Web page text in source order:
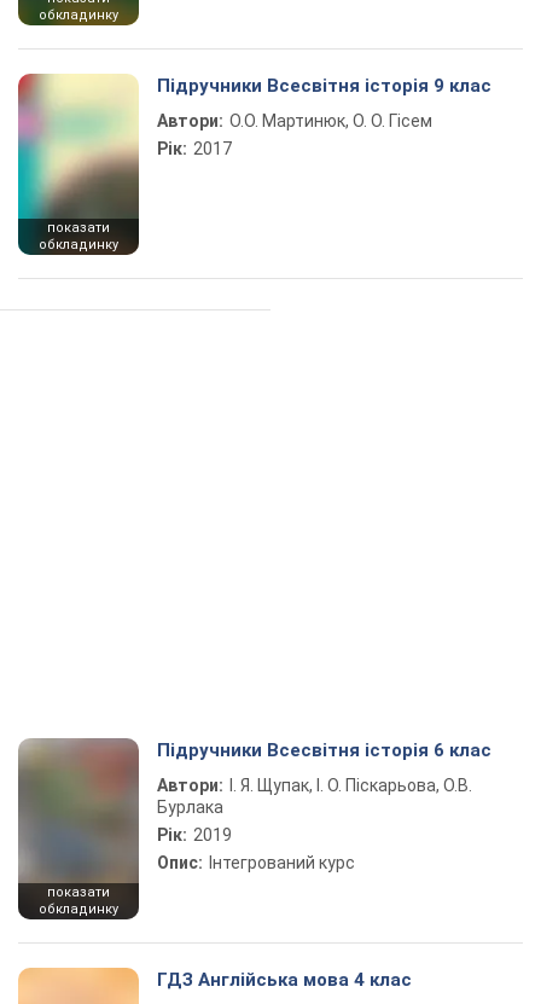
обкладинку
показати
обкладинку
Підручники Всесвітня історія 9 клас
Автори: О.О. Мартинюк, О. О. Гісем
Рік: 2017
показати
обкладинку
Підручники Всесвітня історія 6 клас
Автори:
І. Я. Щупак, І. О. Піскарьова, О.В.
Бурлака
Рік: 2019
Опис: Інтегрований курс
ГДЗ Англійська мова 4 клас